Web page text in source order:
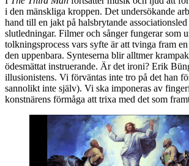
i den mänskliga kroppen. Det undersökande
hand till en jakt på halsbrytande
slutledningar. Filmer och sånger fungerar som
tolkningsprocess vars syfte är att tvinga fram en
den uppenbara. Synteserna blir alltmer
ödesmättat instruerande. Är det ironi? Erik
illusionistens. Vi förväntas inte tro på det han
sannolikt inte själv). Vi ska imponeras av
konstnärens förmåga att trixa med det som